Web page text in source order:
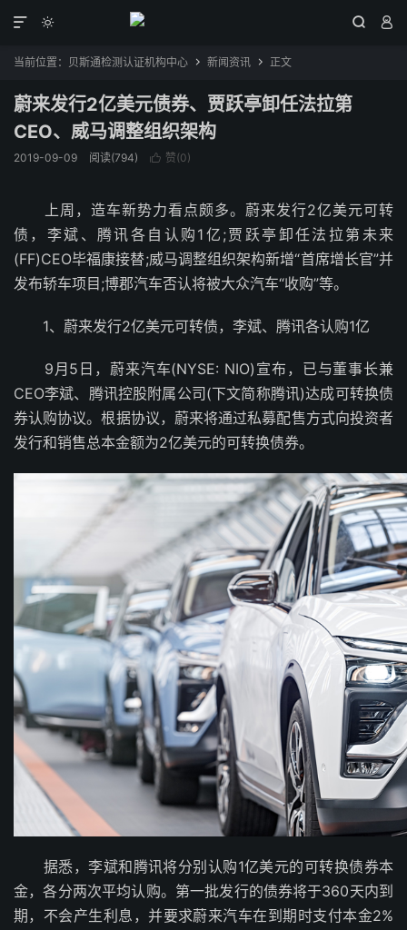
  

当前位置： 贝斯通检测认证机构中心  新闻资讯  正文
蔚来发行2亿美元债券、贾跃亭卸任法拉第
CEO、威马调整组织架构
2019-09-09 阅读(794)  赞(0)
上周，造车新势力看点颇多。蔚来发行2亿美元可转
债，李斌、腾讯各自认购1亿;贾跃亭卸任法拉第未来
(FF)CEO毕福康接替;威马调整组织架构新增“首席增长官”并
发布轿车项目;博郡汽车否认将被大众汽车“收购”等。
1、蔚来发行2亿美元可转债，李斌、腾讯各认购1亿
9月5日，蔚来汽车(NYSE: NIO)宣布，已与董事长兼
CEO李斌、腾讯控股附属公司(下文简称腾讯)达成可转换债
券认购协议。根据协议，蔚来将通过私募配售方式向投资者
发行和销售总本金额为2亿美元的可转换债券。
据悉，李斌和腾讯将分别认购1亿美元的可转换债券本
金，各分两次平均认购。第一批发行的债券将于360天内到
期，不会产生利息，并要求蔚来汽车在到期时支付本金2%